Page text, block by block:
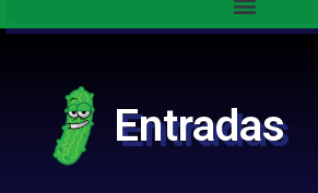
Entradas